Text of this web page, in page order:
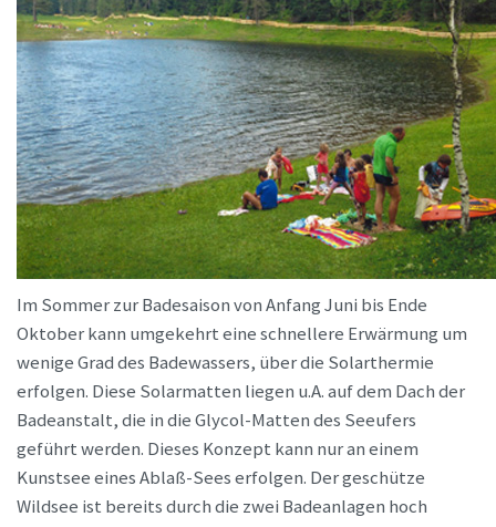
Im Sommer zur Badesaison von Anfang Juni bis Ende
Oktober kann umgekehrt eine schnellere Erwärmung um
wenige Grad des Badewassers, über die Solarthermie
erfolgen. Diese Solarmatten liegen u.A. auf dem Dach der
Badeanstalt, die in die Glycol-Matten des Seeufers
geführt werden. Dieses Konzept kann nur an einem
Kunstsee eines Ablaß-Sees erfolgen. Der geschütze
Wildsee ist bereits durch die zwei Badeanlagen hoch